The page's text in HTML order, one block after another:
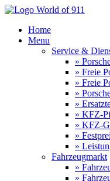
Home
Menu
Service &
»
» Freie
» Freie
»
»
» KFZ-
» KFZ-
»
»
Fahrzeugmarkt
»
»